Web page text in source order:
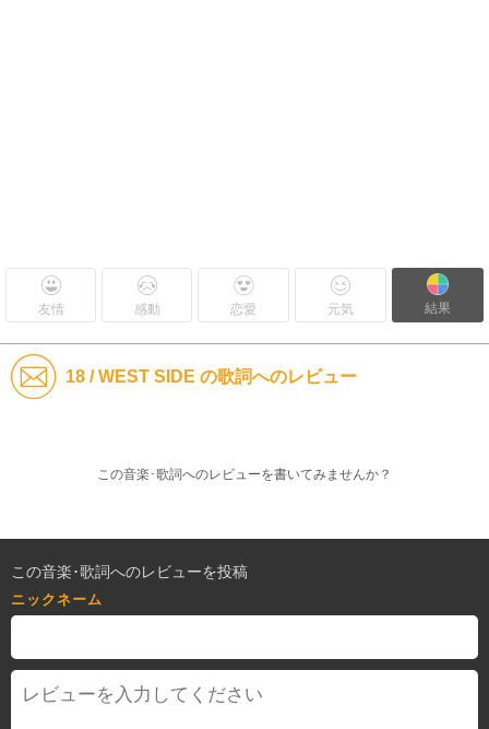
友情 感動 恋愛 元気 結果
18 / WEST SIDE の歌詞へのレビュー
この音楽･歌詞へのレビューを書いてみませんか？
この音楽･歌詞へのレビューを投稿
ニックネーム